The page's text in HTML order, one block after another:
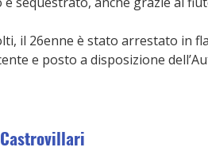
il 26enne è stato arrestato in
e posto a disposizione